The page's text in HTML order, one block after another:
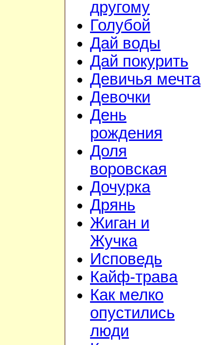
другому
Голубой
Дай воды
Дай покурить
Девичья мечта
Девочки
День
рождения
Доля
воровская
Дочурка
Дрянь
Жиган и
Жучка
Исповедь
Кайф-трава
Как мелко
опустились
люди